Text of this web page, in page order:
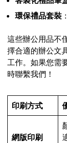
環保禮品套裝
這些辦公用品不
擇合適的辦公文
工作。如果您需
時聯繫我們！
印刷方式
網版印刷